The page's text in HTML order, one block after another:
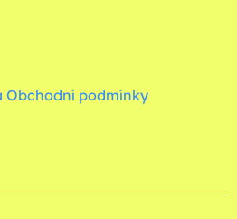
Obchodní podmínky